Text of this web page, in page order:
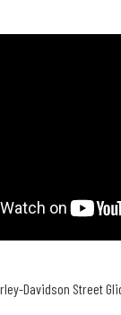
Davidson Street